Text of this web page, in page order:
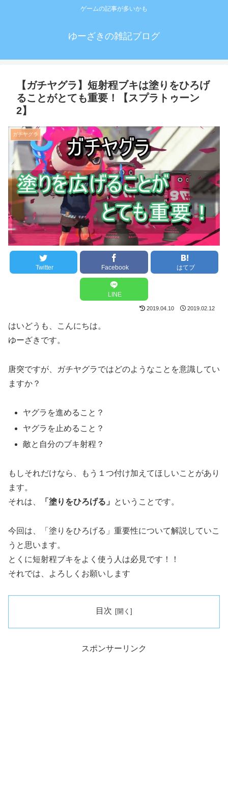
ゲームの記事が多いかも
ゆーざきの雑記ブログ
【ガチヤグラ】短射程ブキは塗りをひろげ
ることがとても重要！【スプラトゥーン
2】
ガチヤグラ
Twitter Facebook はてブ
LINE
2019.04.10 2019.02.12
はいどうも、こんにちは。
ゆーざきです。
唐突ですが、ガチヤグラではどのようなことを意識してい
ますか？
ヤグラを進めること？
ヤグラを止めること？
敵と自分のブキ射程？
もしそれだけなら、もう１つ付け加えてほしいことがあり
ます。
それは、
「塗りをひろげる」 ということです。
今回は、「塗りをひろげる」重要性について解説していこ
うと思います。
とくに短射程ブキをよく使う人は必見です！！
それでは、よろしくお願いします
目次
スポンサーリンク